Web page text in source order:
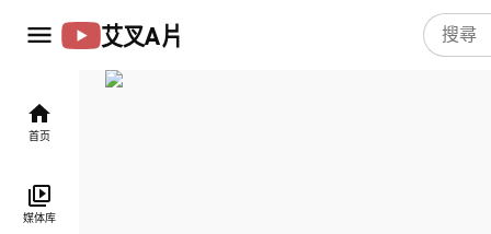
艾叉A片
首页
媒体库